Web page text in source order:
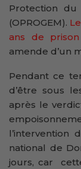
Protection
(OPROGEM).
ans de prison
amende d’un
Pendant ce
d’être sous
après le
l’intervention
national de
jours, car